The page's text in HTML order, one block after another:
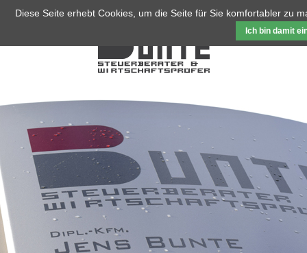
Diese Seite erhebt Cookies, um die Seite für Sie komfortabler zu
Ich bin damit